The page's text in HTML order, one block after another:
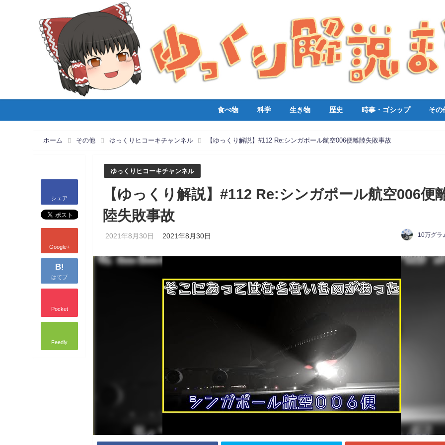
食べ物 科学 生き物 歴史 時事・ゴシップ その
ホーム その他 ゆっくりヒコーキチャンネル 【ゆっくり解説】#112 Re:シンガポール航空006便離陸失敗事故
シェア
Google+
B!
はてブ
Pocket
Feedly
ゆっくりヒコーキチャンネル
【ゆっくり解説】#112 Re:シンガポール航空006便
陸失敗事故
2021年8月30日 2021年8月30日 10万グラ